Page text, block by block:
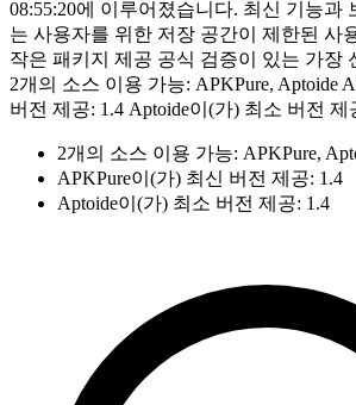
08:55:20에 이루어졌습니다. 최신 기능과
는 사용자를 위한 저장 공간이 제한된 사
작은 패키지 제공 공식 검증이 있는 가장
2개의 소스 이용 가능: APKPure, Aptoide
버전 제공: 1.4 Aptoide이(가) 최소 버전 제
2개의 소스 이용 가능: APKPure,
APKPure이(가) 최신 버전 제공: 1.4
Aptoide이(가) 최소 버전 제공: 1.4